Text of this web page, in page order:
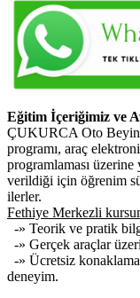
Eğitim İçeriğimiz ve
ÇUKURCA Oto Beyin
programı, araç
programlaması
verildiği için öğrenim
ilerler.
Fethiye Merkezli
-» Teorik ve pratik
-» Gerçek araçlar
-» Ücretsiz
deneyim.